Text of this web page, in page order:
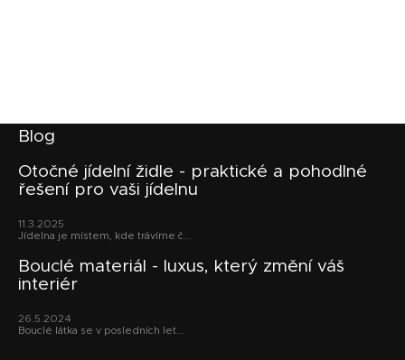
k
ý
Blog
Otočné jídelní židle - praktické a pohodlné
řešení pro vaši jídelnu
11.3.2025
Jídelna je místem, kde trávíme č...
Bouclé materiál - luxus, který změní váš
interiér
26.5.2024
Bouclé látka se v posledních let...